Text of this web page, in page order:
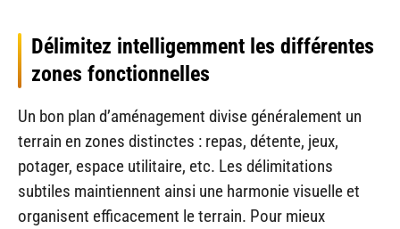
Délimitez intelligemment les différentes
zones fonctionnelles
Un bon plan d’aménagement divise généralement un
terrain en zones distinctes : repas, détente, jeux,
potager, espace utilitaire, etc. Les délimitations
subtiles maintiennent ainsi une harmonie visuelle et
organisent efficacement le terrain. Pour mieux